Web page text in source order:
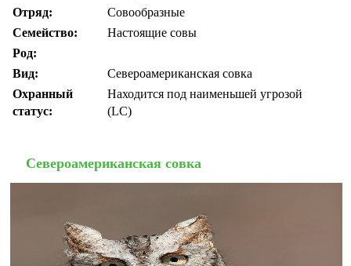
Отряд:
Совообразные
Семейство:
Настоящие совы
Род:
Вид:
Североамериканская совка
Охранный
статус:
Находится под наименьшей угрозой
(LC)
Североамериканская совка